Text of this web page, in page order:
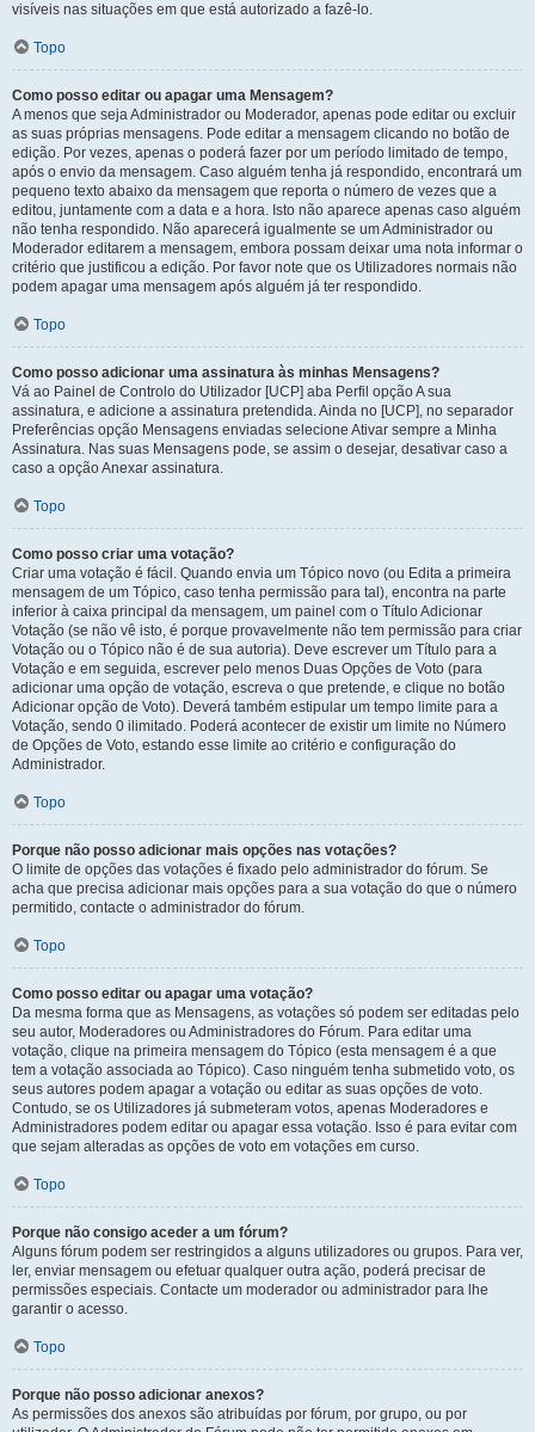
visíveis nas situações em que está autorizado a fazê-lo.
Topo
Como posso editar ou apagar uma Mensagem?
A menos que seja Administrador ou Moderador, apenas pode editar ou excluir
as suas próprias mensagens. Pode editar a mensagem clicando no botão de
edição. Por vezes, apenas o poderá fazer por um período limitado de tempo,
após o envio da mensagem. Caso alguém tenha já respondido, encontrará um
pequeno texto abaixo da mensagem que reporta o número de vezes que a
editou, juntamente com a data e a hora. Isto não aparece apenas caso alguém
não tenha respondido. Não aparecerá igualmente se um Administrador ou
Moderador editarem a mensagem, embora possam deixar uma nota informar o
critério que justificou a edição. Por favor note que os Utilizadores normais não
podem apagar uma mensagem após alguém já ter respondido.
Topo
Como posso adicionar uma assinatura às minhas Mensagens?
Vá ao Painel de Controlo do Utilizador [UCP] aba Perfil opção A sua
assinatura, e adicione a assinatura pretendida. Ainda no [UCP], no separador
Preferências opção Mensagens enviadas selecione Ativar sempre a Minha
Assinatura. Nas suas Mensagens pode, se assim o desejar, desativar caso a
caso a opção Anexar assinatura.
Topo
Como posso criar uma votação?
Criar uma votação é fácil. Quando envia um Tópico novo (ou Edita a primeira
mensagem de um Tópico, caso tenha permissão para tal), encontra na parte
inferior à caixa principal da mensagem, um painel com o Título Adicionar
Votação (se não vê isto, é porque provavelmente não tem permissão para criar
Votação ou o Tópico não é de sua autoria). Deve escrever um Título para a
Votação e em seguida, escrever pelo menos Duas Opções de Voto (para
adicionar uma opção de votação, escreva o que pretende, e clique no botão
Adicionar opção de Voto). Deverá também estipular um tempo limite para a
Votação, sendo 0 ilimitado. Poderá acontecer de existir um limite no Número
de Opções de Voto, estando esse limite ao critério e configuração do
Administrador.
Topo
Porque não posso adicionar mais opções nas votações?
O limite de opções das votações é fixado pelo administrador do fórum. Se
acha que precisa adicionar mais opções para a sua votação do que o número
permitido, contacte o administrador do fórum.
Topo
Como posso editar ou apagar uma votação?
Da mesma forma que as Mensagens, as votações só podem ser editadas pelo
seu autor, Moderadores ou Administradores do Fórum. Para editar uma
votação, clique na primeira mensagem do Tópico (esta mensagem é a que
tem a votação associada ao Tópico). Caso ninguém tenha submetido voto, os
seus autores podem apagar a votação ou editar as suas opções de voto.
Contudo, se os Utilizadores já submeteram votos, apenas Moderadores e
Administradores podem editar ou apagar essa votação. Isso é para evitar com
que sejam alteradas as opções de voto em votações em curso.
Topo
Porque não consigo aceder a um fórum?
Alguns fórum podem ser restringidos a alguns utilizadores ou grupos. Para ver,
ler, enviar mensagem ou efetuar qualquer outra ação, poderá precisar de
permissões especiais. Contacte um moderador ou administrador para lhe
garantir o acesso.
Topo
Porque não posso adicionar anexos?
As permissões dos anexos são atribuídas por fórum, por grupo, ou por